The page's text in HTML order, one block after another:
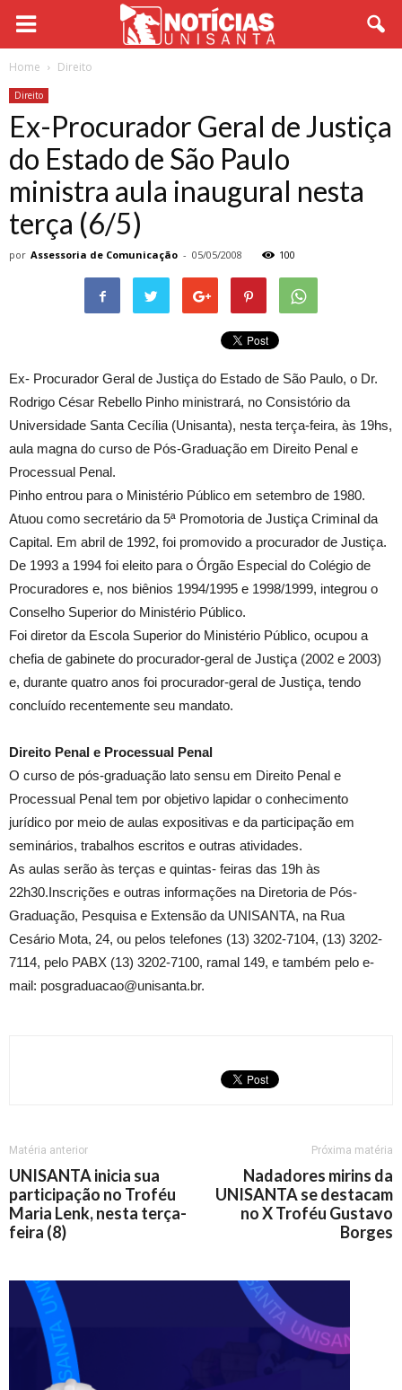
Home Direito
Direito
Ex-Procurador Geral de Justiça
do Estado de São Paulo
ministra aula inaugural nesta
terça (6/5)
por Assessoria de Comunicação - 05/05/2008 100
Ex- Procurador Geral de Justiça do Estado de São Paulo, o Dr.
Rodrigo César Rebello Pinho ministrará, no Consistório da
Universidade Santa Cecília (Unisanta), nesta terça-feira, às 19hs,
aula magna do curso de Pós-Graduação em Direito Penal e
Processual Penal.
Pinho entrou para o Ministério Público em setembro de 1980.
Atuou como secretário da 5ª Promotoria de Justiça Criminal da
Capital. Em abril de 1992, foi promovido a procurador de Justiça.
De 1993 a 1994 foi eleito para o Órgão Especial do Colégio de
Procuradores e, nos biênios 1994/1995 e 1998/1999, integrou o
Conselho Superior do Ministério Público.
Foi diretor da Escola Superior do Ministério Público, ocupou a
chefia de gabinete do procurador-geral de Justiça (2002 e 2003)
e, durante quatro anos foi procurador-geral de Justiça, tendo
concluído recentemente seu mandato.
Direito Penal e Processual Penal
O curso de pós-graduação lato sensu em Direito Penal e
Processual Penal tem por objetivo lapidar o conhecimento
jurídico por meio de aulas expositivas e da participação em
seminários, trabalhos escritos e outras atividades.
As aulas serão às terças e quintas- feiras das 19h às
22h30.Inscrições e outras informações na Diretoria de Pós-
Graduação, Pesquisa e Extensão da UNISANTA, na Rua
Cesário Mota, 24, ou pelos telefones (13) 3202-7104, (13) 3202-
7114, pelo PABX (13) 3202-7100, ramal 149, e também pelo e-
mail: posgraduacao@unisanta.br.
Matéria anterior
UNISANTA inicia sua
participação no Troféu
Maria Lenk, nesta terça-
feira (8)
Próxima matéria
Nadadores mirins da
UNISANTA se destacam
no X Troféu Gustavo
Borges